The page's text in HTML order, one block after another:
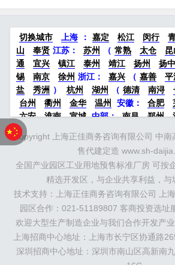
重要“桥头堡”。距离沪陕
快速路和张靖过江通道（
高速、沪陕高...
切换城市 上海 ： 嘉定 松江 闵行
山
奉贤 江苏： 苏州 （ 常熟 太仓 昆
通
宜兴 镇江 泰州 靖江 扬州 扬中
锡
南京 徐州 浙江： 嘉兴 （ 嘉善 平
盐
秀洲 ） 杭州 湖州 （ 德清 南浔
台州
衢州 金华 温州 安徽： 合肥
六安
淮南 宣城 中部： 南昌 郑州
昌
鲁：
北京 天津 廊坊 （ 固安 香河
涿州 涞水 ） 太原 晋中
绵阳
石家庄 沧州 唐山 潍坊 德州
珠三角： 广州 东莞 江门 惠州 肇庆
福建： 福州 漳州 泉州 龙岩 西南：
阳
大连 海外园区： 印尼 泰国 越南
亚
新加坡 墨西哥 荷兰 美国 地产商
科
华夏幸福 联东U谷 万洋 均和 平
400-0123-021
Copyright 上海正佳商务咨询有限公司 中南
售代建定造 www.sh-
全国产业园区工业用地预售标准厂房 可按
精选开发区，与企业共享利益，与
技术支持：上海正佳商务咨询有限公司 上
园区合作：021-51189807 客商投资选址
欢迎大型生产制造企业与我们合作开发产
上海招商中心地址：上海市长宁区协通路
深圳招商中心地址：深圳市南山区高新南